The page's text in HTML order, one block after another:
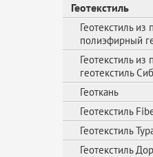
Геотекстиль
Геотекстиль из
полиэфирный
Геотекстиль
геотекстиль
Геоткань
Геотекстиль
Геотекстиль
Геотекстиль